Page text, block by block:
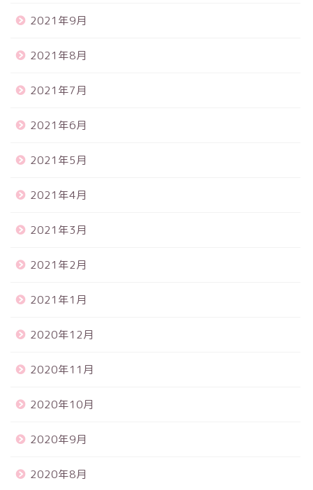
2021年9月
2021年8月
2021年7月
2021年6月
2021年5月
2021年4月
2021年3月
2021年2月
2021年1月
2020年12月
2020年11月
2020年10月
2020年9月
2020年8月